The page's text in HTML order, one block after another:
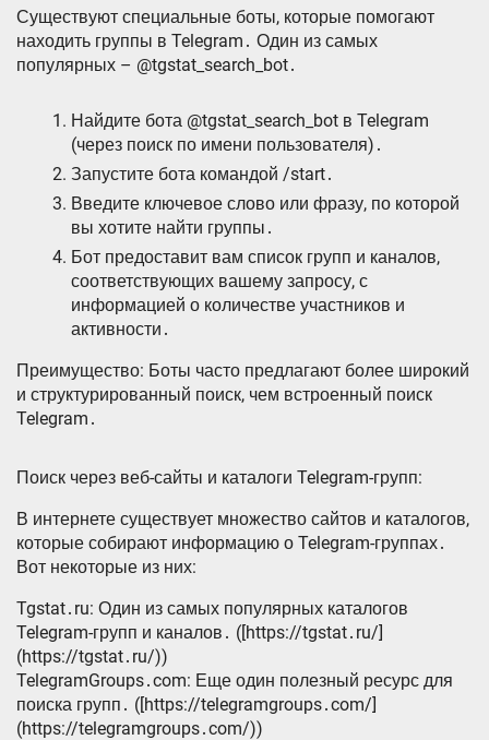
Существуют специальные боты, которые помогают
находить группы в Telegram․ Один из самых
популярных – @tgstat_search_bot․
Найдите бота @tgstat_search_bot в Telegram
(через поиск по имени пользователя)․
Запустите бота командой /start․
Введите ключевое слово или фразу, по которой
вы хотите найти группы․
Бот предоставит вам список групп и каналов,
соответствующих вашему запросу, с
информацией о количестве участников и
активности․
Преимущество: Боты часто предлагают более широкий
и структурированный поиск, чем встроенный поиск
Telegram․
Поиск через веб-сайты и каталоги Telegram-групп:
В интернете существует множество сайтов и каталогов,
которые собирают информацию о Telegram-группах․
Вот некоторые из них:
Tgstat․ru: Один из самых популярных каталогов
Telegram-групп и каналов․ ([https://tgstat․ru/]
(https://tgstat․ru/))
TelegramGroups․com: Еще один полезный ресурс для
поиска групп․ ([https://telegramgroups․com/]
(https://telegramgroups․com/))